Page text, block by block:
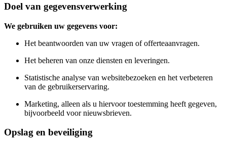
Doel van gegevensverwerking
We gebruiken uw gegevens voor:
Het beantwoorden van uw vragen of offerteaanvragen.
Het beheren van onze diensten en leveringen.
Statistische analyse van websitebezoeken en het verbeteren
van de gebruikerservaring.
Marketing, alleen als u hiervoor toestemming heeft gegeven,
bijvoorbeeld voor nieuwsbrieven.
Opslag en beveiliging